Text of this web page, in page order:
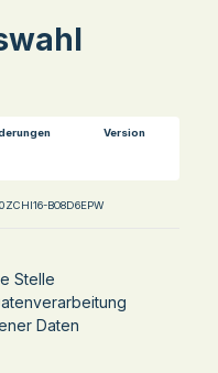
Version
BO8D6EPW
Stelle
Daten